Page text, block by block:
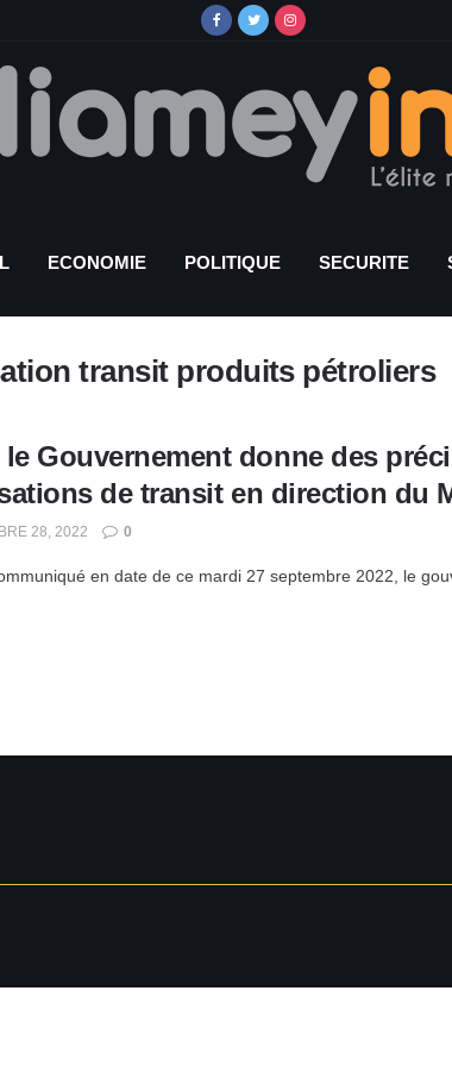
ECONOMIE POLITIQUE SECURITE
transit produits pétroliers
le Gouvernement donne des
de transit en direction du
28, 2022 0
en date de ce mardi 27 septembre 2022, le